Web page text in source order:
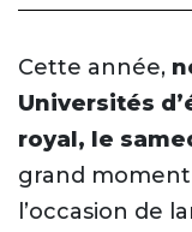
Cette année,
Universités
royal, le
grand
l’occasion de